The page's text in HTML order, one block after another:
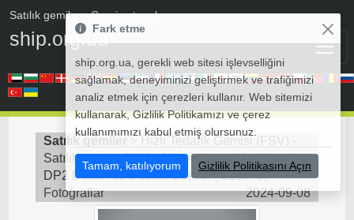
Satılık gemiler• Gemi satın al
ship.org.ua
Satılık gemiler
Hızlı Tedarik Gemisi (FSV) -
Satılık gemi>2012 | 60m 4 Noktalı Bağlama/
DP2 Deniz Altı Destek Gemisi(id10379) >
Fotoğraflar
2024-09-08
Fark etme
ship.org.ua, gerekli web sitesi işlevselliğini
sağlamak, deneyiminizi geliştirmek ve trafiğimizi
analiz etmek için çerezleri kullanır. Web sitemizi
kullanarak, Gizlilik Politikamızı ve çerez
kullanımımızı kabul etmiş olursunuz.
Tamam, katılıyorum Gizlilik Politikasını Açın